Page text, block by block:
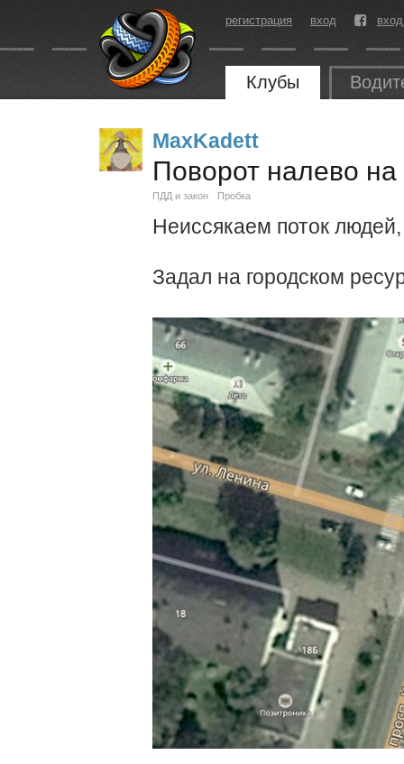
регистрация вход
Клубы
MaxKadett
Поворот налево
ПДД и закон Пробка
Неиссякаем поток
Задал на городском